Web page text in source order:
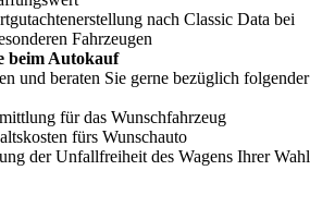
nach Classic Data bei
Fahrzeugen
beim Autokauf
und beraten Sie gerne bezüglich folgender
für das Wunschfahrzeug
fürs Wunschauto
der Unfallfreiheit des Wagens Ihrer Wahl